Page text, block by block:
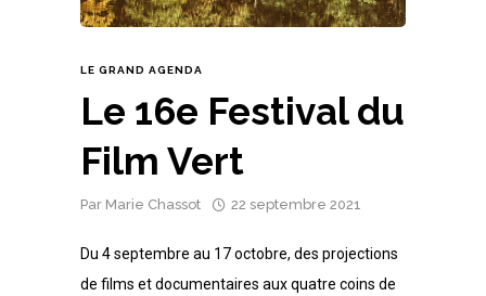
LE GRAND AGENDA
Le 16e Festival du
Film Vert
Par Marie Chassot 22 septembre 2021
Du 4 septembre au 17 octobre, des projections
de films et documentaires aux quatre coins de